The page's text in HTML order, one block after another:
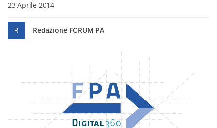
23 Aprile 2014
R Redazione FORUM PA